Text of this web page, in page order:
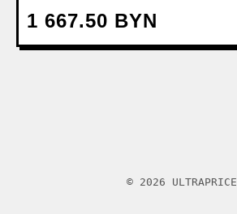
1 667.50 BYN
© 2026 ULTRAPRICE